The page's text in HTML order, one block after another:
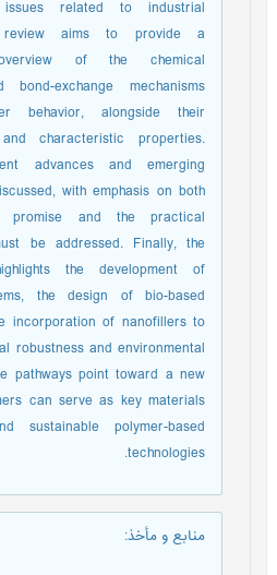
issues related to industrial
review aims to provide a
overview of the chemical
bond-exchange mechanisms
behavior, alongside their
characteristic properties.
advances and emerging
with emphasis on both
promise and the practical
be addressed. Finally, the
the development of
the design of bio-based
incorporation of nanofillers to
robustness and environmental
pathways point toward a new
can serve as key materials
sustainable polymer-based
technologies.
منابع و مأخذ: